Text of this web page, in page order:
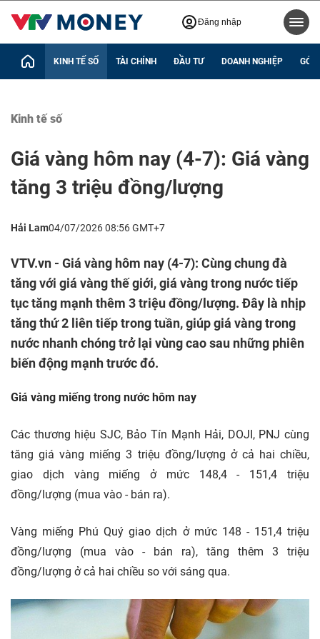
Đăng nhập
KINH TẾ SỐ TÀI CHÍNH ĐẦU TƯ DOANH NGHIỆP GÓC
Kinh tế số
Giá vàng hôm nay (4-7): Giá vàng
tăng 3 triệu đồng/lượng
Hải Lam04/07/2026 08:56 GMT+7
VTV.vn - Giá vàng hôm nay (4-7): Cùng chung đà
tăng với giá vàng thế giới, giá vàng trong nước tiếp
tục tăng mạnh thêm 3 triệu đồng/lượng. Đây là nhịp
tăng thứ 2 liên tiếp trong tuần, giúp giá vàng trong
nước nhanh chóng trở lại vùng cao sau những phiên
biến động mạnh trước đó.
Giá vàng miếng trong nước hôm nay
Các thương hiệu SJC, Bảo Tín Mạnh Hải, DOJI, PNJ cùng
tăng giá vàng miếng 3 triệu đồng/lượng ở cả hai chiều,
giao dịch vàng miếng ở mức 148,4 - 151,4 triệu
đồng/lượng (mua vào - bán ra).
Vàng miếng Phú Quý giao dịch ở mức 148 - 151,4 triệu
đồng/lượng (mua vào - bán ra), tăng thêm 3 triệu
đồng/lượng ở cả hai chiều so với sáng qua.